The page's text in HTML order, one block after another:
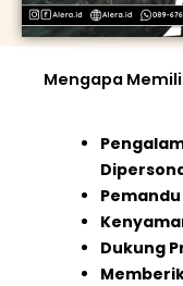
Mengapa
Dukung